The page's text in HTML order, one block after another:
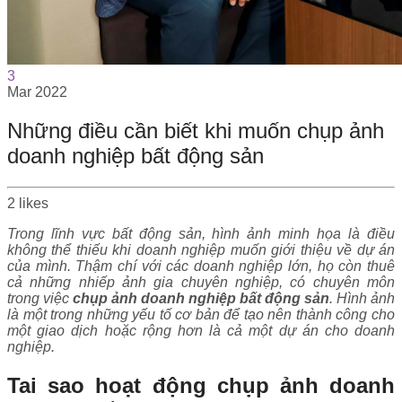
3
Mar 2022
Những điều cần biết khi muốn chụp ảnh
doanh nghiệp bất động sản
2 likes
Trong lĩnh vực bất động sản, hình ảnh minh họa là điều
không thể thiếu khi doanh nghiệp muốn giới thiệu về dự án
của mình. Thậm chí với các doanh nghiệp lớn, họ còn thuê
cả những nhiếp ảnh gia chuyên nghiệp, có chuyên môn
trong việc chụp ảnh doanh nghiệp bất động sản. Hình ảnh
là một trong những yếu tố cơ bản để tạo nên thành công cho
một giao dịch hoặc rộng hơn là cả một dự án cho doanh
nghiệp.
Tai sao hoạt động chụp ảnh doanh